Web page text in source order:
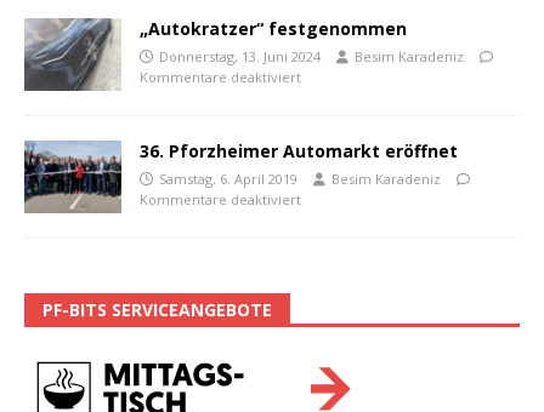
„Autokratzer“ festgenommen
Donnerstag, 13. Juni 2024
Besim Karadeniz
Kommentare deaktiviert
36. Pforzheimer Automarkt eröffnet
Samstag, 6. April 2019
Besim Karadeniz
Kommentare deaktiviert
PF-BITS SERVICEANGEBOTE